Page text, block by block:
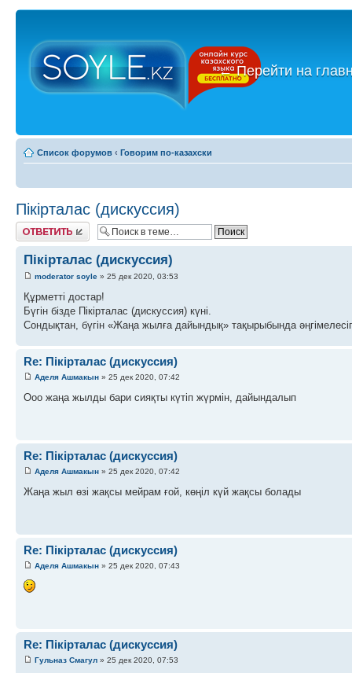
←Перейти на
Список форумов ‹ Говорим по-казахски
Пікірталас (дискуссия)
Ответить
Пікірталас (дискуссия)
moderator soyle » 25 дек 2020, 03:53
Құрметті достар!
Бүгін бізде Пікірталас (дискуссия) күні.
Сондықтан, бүгін «Жаңа жылға дайындық» тақырыбында
Re: Пікірталас (дискуссия)
Аделя Ашмакын » 25 дек 2020, 07:42
Ооо жаңа жылды бари сияқты күтіп жүрмін, дайындалып
Re: Пікірталас (дискуссия)
Аделя Ашмакын » 25 дек 2020, 07:42
Жаңа жыл өзі жақсы мейрам ғой, көңіл күй жақсы болады
Re: Пікірталас (дискуссия)
Аделя Ашмакын » 25 дек 2020, 07:43
Re: Пікірталас (дискуссия)
Гульназ Смагул » 25 дек 2020, 07:53